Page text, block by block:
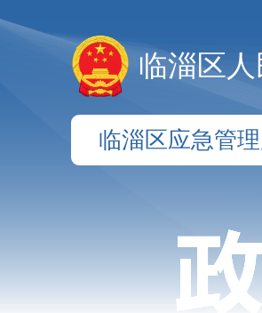
临淄区
临淄区应急管